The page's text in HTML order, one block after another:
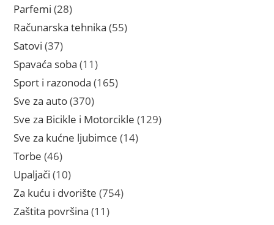
Parfemi 2828
proizvoda
Računarska tehnika 5555
Satovi 3737
proizvoda
Spavaća soba 1111
proizvoda
Sport i razonoda 165165
Sve za auto 370370
proizvoda
Sve za Bicikle i Motorcikle 129129
Sve za kućne ljubimce 1414
Torbe 4646
proizvoda
Upaljači 1010
proizvoda
Za kuću i dvorište 754754
Zaštita površina 1111